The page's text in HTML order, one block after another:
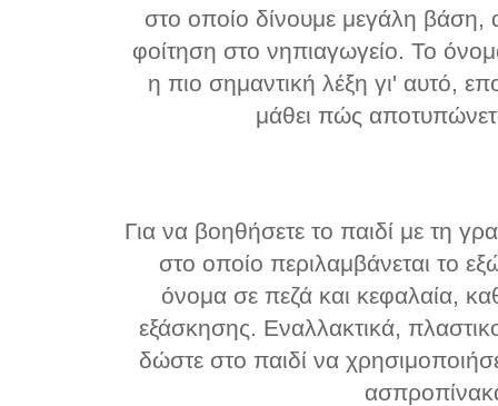
στο οποίο δίνουμε μεγάλη βάση,
φοίτηση στο νηπιαγωγείο. Το
η πιο σημαντική λέξη γι' αυτό,
μάθει πώς
Για να βοηθήσετε το παιδί με τη
στο οποίο περιλαμβάνεται το
όνομα σε πεζά και κεφαλαία,
εξάσκησης. Εναλλακτικά,
δώστε στο παιδί να